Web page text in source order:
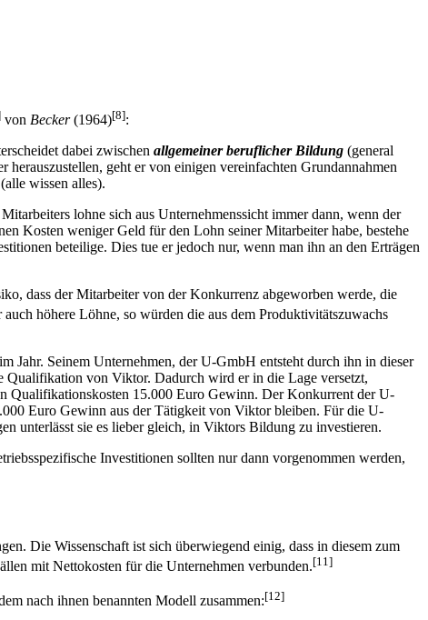
von Becker(1964)[8]:
dabei zwischen allgemeiner beruflicher Bildung (general
geht er von einigen vereinfachten Grundannahmen
wissen alles).
lohne sich aus Unternehmenssicht immer dann, wenn der
Kosten weniger Geld für den Lohn seiner Mitarbeiter habe, bestehe
beteilige. Dies tue er jedoch nur, wenn man ihn an den Erträgen
dass der Mitarbeiter von der Konkurrenz abgeworben werde, die
höhere Löhne, so würden die aus dem Produktivitätszuwachs
Seinem Unternehmen, der U-GmbH entsteht durch ihn in dieser
von Viktor. Dadurch wird er in die Lage versetzt,
Qualifikationskosten 15.000 Euro Gewinn. Der Konkurrent der U-
Euro Gewinn aus der Tätigkeit von Viktor bleiben. Für die U-
unterlässt sie es lieber gleich, in Viktors Bildung zu investieren.
Investitionen sollten nur dann vorgenommen werden,
Die Wissenschaft ist sich überwiegend einig, dass in diesem zum
mit Nettokosten für die Unternehmen verbunden.[11]
nach ihnen benannten Modell zusammen:[12]